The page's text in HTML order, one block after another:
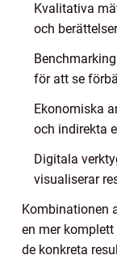
Kvalitativa
och
för att se
Ekonomiska
och indirekta
Digitala
visualiserar
Kombinationen
en mer
de konkreta